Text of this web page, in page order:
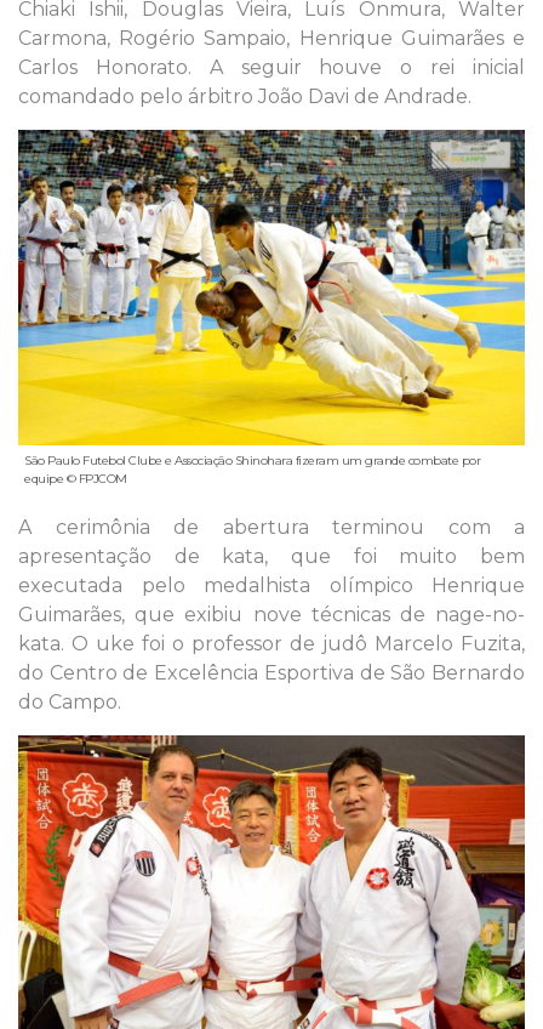
Chiaki Ishii, Douglas Vieira, Luís Onmura, Walter
Carmona, Rogério Sampaio, Henrique Guimarães e
Carlos Honorato. A seguir houve o rei inicial
comandado pelo árbitro João Davi de Andrade.
São Paulo Futebol Clube e Associação Shinohara fizeram um grande combate por
equipe © FPJCOM
A cerimônia de abertura terminou com a
apresentação de kata, que foi muito bem
executada pelo medalhista olímpico Henrique
Guimarães, que exibiu nove técnicas de nage-no-
kata. O uke foi o professor de judô Marcelo Fuzita,
do Centro de Excelência Esportiva de São Bernardo
do Campo.